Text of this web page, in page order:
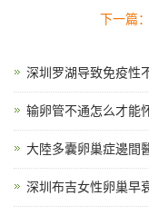
下一篇
深圳罗湖导致免疫性
输卵管不通怎么才能
大陸多囊卵巢症邊間
深圳布吉女性卵巢早